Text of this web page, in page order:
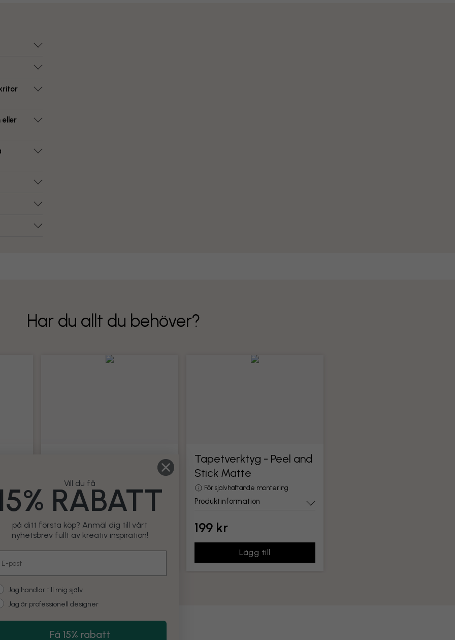
Har du allt du behöver?
Alla verktyg för montering av tapet
Produktinformation
199 kr
Lägg till
Tapetverktyg - Peel and
Stick Matte
För självhäftande montering
Produktinformation
199 kr
Lägg till
Vill du få
RABATT
på ditt första köp? Anmäl dig till vårt
nyhetsbrev fullt av kreativ inspiration!
type
Jag handlar till mig själv
Jag är professionell designer
Få 15% rabatt